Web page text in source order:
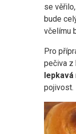
se
bude
včelímu
Pro
pečiva z
lepkavá
pojivost.